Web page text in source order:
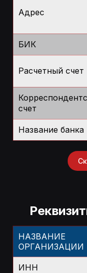
Адрес
БИК
Расчетный счет
счет
Название банка
НАЗВАНИЕ
ОРГАНИЗАЦИИ
ИНН